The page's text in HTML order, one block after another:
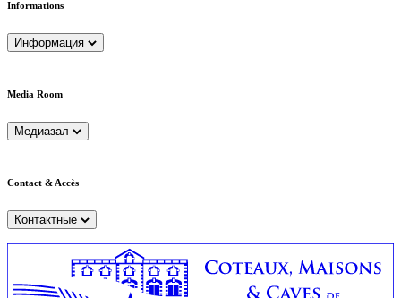
Informations
Информация
Media Room
Медиазал
Contact & Accès
Контактные